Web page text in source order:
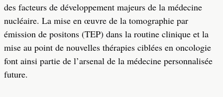
des facteurs de développement majeurs de la médecine
nucléaire. La mise en œuvre de la tomographie par
émission de positons (TEP) dans la routine clinique et la
mise au point de nouvelles thérapies ciblées en oncologie
font ainsi partie de l’arsenal de la médecine personnalisée
future.